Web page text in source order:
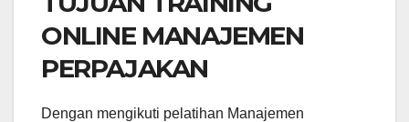
ONLINE MANAJEMEN
PERPAJAKAN
Dengan mengikuti pelatihan Manajemen